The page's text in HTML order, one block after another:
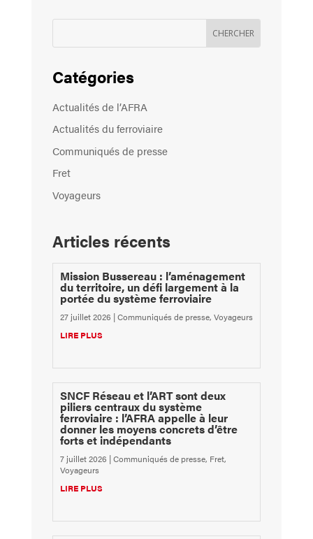
Catégories
Actualités de l’AFRA
Actualités du ferroviaire
Communiqués de presse
Fret
Voyageurs
Articles récents
Mission Bussereau : l’aménagement
du territoire, un défi largement à la
portée du système ferroviaire
27 juillet 2026 |Communiqués de presse, Voyageurs
LIRE PLUS
SNCF Réseau et l’ART sont deux
piliers centraux du système
ferroviaire : l’AFRA appelle à leur
donner les moyens concrets d’être
forts et indépendants
7 juillet 2026 |Communiqués de presse, Fret,
Voyageurs
LIRE PLUS